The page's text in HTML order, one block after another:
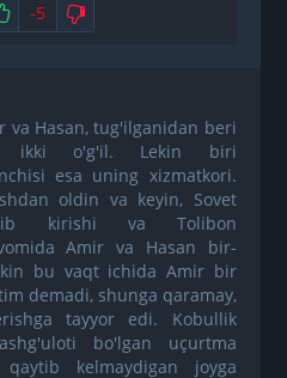
Нравится
-5 Не нравится
va Hasan, tug'ilganidan beri
ikki o'g'il. Lekin biri
esa uning xizmatkori.
oldin va keyin, Sovet
kirishi va Tolibon
Amir va Hasan bir-
bu vaqt ichida Amir bir
demadi, shunga qaramay,
tayyor edi. Kobullik
bo'lgan uçurtma
kelmaydigan joyga